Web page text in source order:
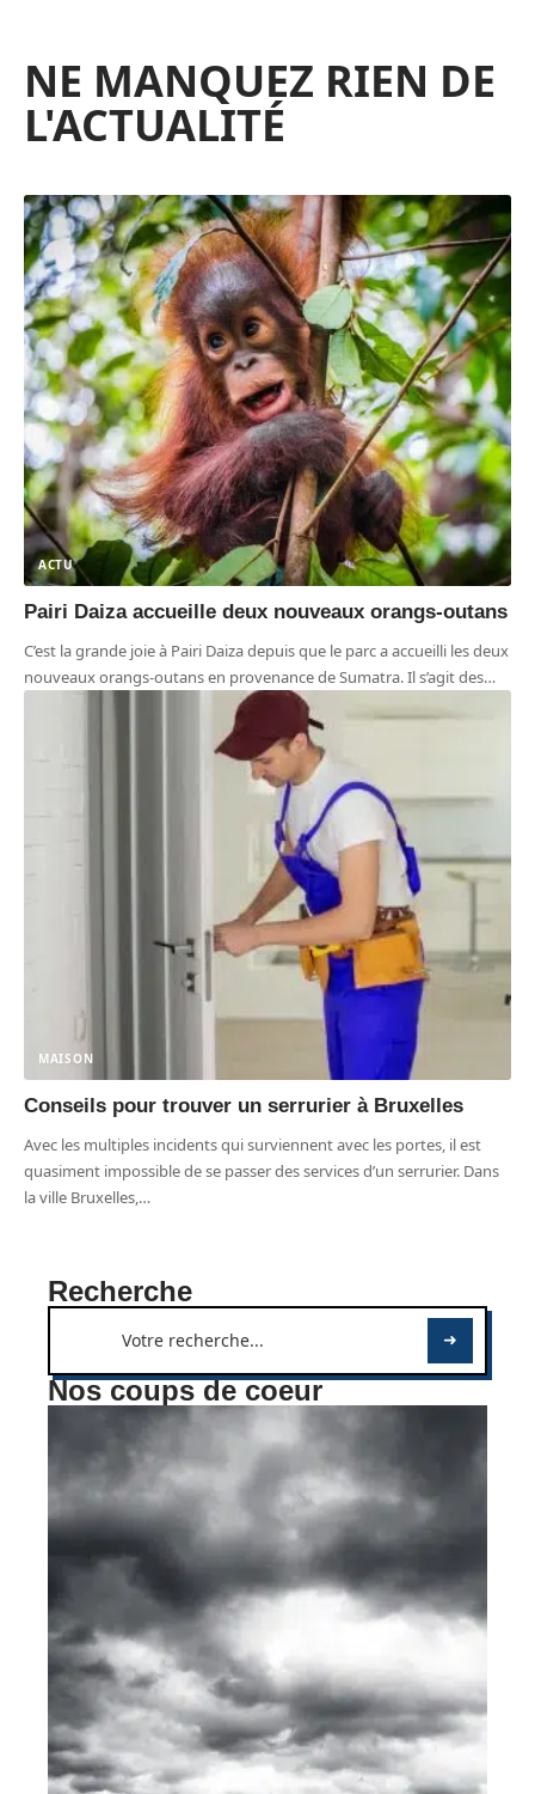
NE MANQUEZ RIEN DE
L'ACTUALITÉ
ACTU
Pairi Daiza accueille deux nouveaux orangs-outans
C’est la grande joie à Pairi Daiza depuis que le parc a accueilli les deux
nouveaux orangs-outans en provenance de Sumatra. Il s’agit des…
MAISON
Conseils pour trouver un serrurier à Bruxelles
Avec les multiples incidents qui surviennent avec les portes, il est
quasiment impossible de se passer des services d’un serrurier. Dans
la ville Bruxelles,…
Recherche
Nos coups de coeur